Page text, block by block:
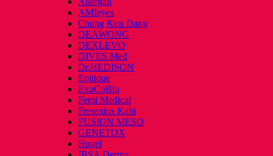
AMIeyes
Chung Kun Dang
DEAWONG
DEXLEVO
DIVES Med
Dr.HEDISON
Epitique
ExoCoBio
Femi Medical
Fresenius Kabi
FUSION MESO
GENETOX
Hugel